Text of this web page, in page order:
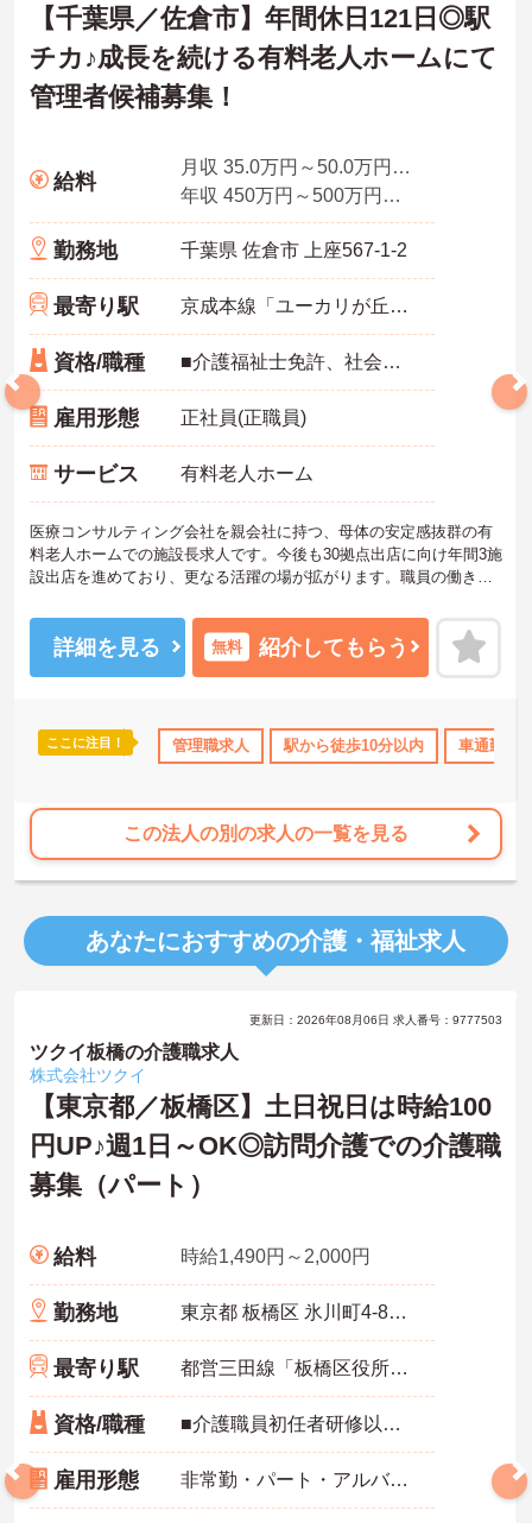
ポート ボーナス・賞与あり 社会保険完備 交通費支給
【千葉県／佐倉市】年間休日121日◎駅
チカ♪成長を続ける有料老人ホームにて
管理者候補募集！
給料
月収 35.0万円～50.0万円程度（諸手当込み）
年収 450万円～500万円程度（諸手当込み）
勤務地 千葉県 佐倉市 上座567-1-2
最寄り駅 京成本線「ユーカリが丘駅」徒歩8分
資格/職種 ■介護福祉士免許、社会福祉士免許、介護支援専門員資格 等 ※介護施設等での現場経験 ※上記資格の無い方も歓迎しております。
雇用形態 正社員(正職員)
サービス 有料老人ホーム
医療コンサルティング会社を親会社に持つ、母体の安定感抜群の有
料老人ホームでの施設長求人です。今後も30拠点出店に向け年間3施
設出店を進めており、更なる活躍の場が拡がります。職員の働きや
ワークライフバランスもとり易い環境です。また、頑張りも給与に
還元され、給与水準も高く安心して長くご勤務頂けます。ご興味の
ある方はぜひお気軽にお問い合わせください。
詳細を見る 無料 紹介してもらう
ここに注目！ 管理職求人 駅から徒歩10分以内 車通勤可
この法人の別の求人の一覧を見る
あなたにおすすめの介護・福祉求人
更新日：2026年08月06日 求人番号：9777503
ツクイ板橋の介護職求人
株式会社ツクイ
【東京都／板橋区】土日祝日は時給100
円UP♪週1日～OK◎訪問介護での介護職
募集（パート）
給料 時給1,490円～2,000円
勤務地 東京都 板橋区 氷川町4-8 メゾンタカノハ
最寄り駅 都営三田線「板橋区役所前駅」徒歩3分
資格/職種 ■介護職員初任者研修以上(旧ヘルパー2級) ※経験不問
雇用形態 非常勤・パート・アルバイト